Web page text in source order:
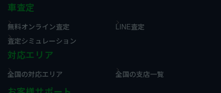
車査定
無料オンライン査定
LINE査定
査定シミュレーション
対応エリア
全国の対応エリア 全国の支店一覧